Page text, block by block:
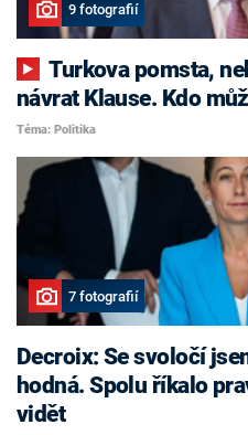
9 fotografií
Turkova pomsta, nekonfliktní Havlíček i
návrat Klause. Kdo
Téma: Politika
7 fotografií
Decroix: Se svoločí
hodná. Spolu říkalo
vidět